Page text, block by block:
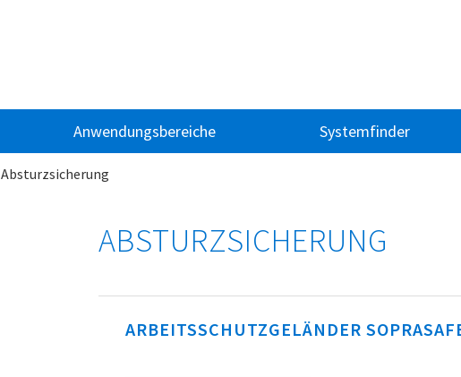
Anwendungsbereiche Systemfinder
Absturzsicherung
ABSTURZSICHERUNG
ARBEITSSCHUTZGELÄNDER